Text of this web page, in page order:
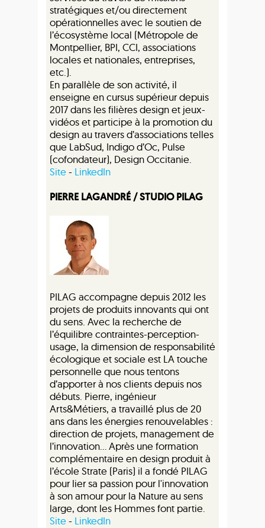
stratégiques et/ou directement
opérationnelles avec le soutien de
l’écosystème local (Métropole de
Montpellier, BPI, CCI, associations
locales et nationales, entreprises,
etc.).
En parallèle de son activité, il
enseigne en cursus supérieur depuis
2017 dans les filières design et jeux-
vidéos et participe à la promotion du
design au travers d’associations telles
que LabSud, Indigo d’Oc, Pulse
(cofondateur), Design Occitanie.
Site - LinkedIn
PIERRE LAGANDRÉ / STUDIO PILAG
PILAG accompagne depuis 2012 les
projets de produits innovants qui ont
du sens. Avec la recherche de
l’équilibre contraintes-perception-
usage, la dimension de responsabilité
écologique et sociale est LA touche
personnelle que nous tentons
d’apporter à nos clients depuis nos
débuts. Pierre, ingénieur
Arts&Métiers, a travaillé plus de 20
ans dans les énergies renouvelables :
direction de projets, management de
l’innovation... Après une formation
complémentaire en design produit à
l’école Strate (Paris) il a fondé PILAG
pour lier sa passion pour l'innovation
à son amour pour la Nature au sens
large, dont les Hommes font partie.
Site - LinkedIn